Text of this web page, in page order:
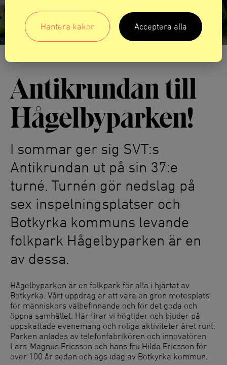
Antikrundan till
Hågelbyparken!
I sommar ger sig SVT:s
Antikrundan ut på sin 37:e
turné. Turnén gör nedslag på
sex inspelningsplatser och
Botkyrka kommuns levande
folkpark Hågelbyparken är en
av dessa.
Hågelbyparken är en folkpark för alla i hjärtat av
Botkyrka. Vårt uppdrag är att vara en grön mötesplats
för människors välbefinnande och för det goda och
öppna samhället. Här firar vi högtider och bjuder på
uppskattade evenemang och roliga aktiviteter året runt.
Parken anlades av telefonfabrikören och innovatören
Lars-Magnus Ericsson och hans fru Hilda Ericsson för
över 100 år sedan och ägs idag av Botkyrka kommun.
Hantera kakor Acceptera alla